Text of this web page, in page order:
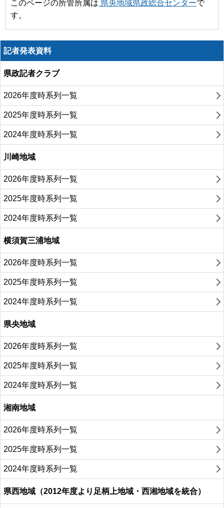
このページの所管所属は 県央地域県政総合センターで
す。
記者発表資料
県政記者クラブ
2026年度時系列一覧
2025年度時系列一覧
2024年度時系列一覧
川崎地域
2026年度時系列一覧
2025年度時系列一覧
2024年度時系列一覧
横須賀三浦地域
2026年度時系列一覧
2025年度時系列一覧
2024年度時系列一覧
県央地域
2026年度時系列一覧
2025年度時系列一覧
2024年度時系列一覧
湘南地域
2026年度時系列一覧
2025年度時系列一覧
2024年度時系列一覧
県西地域（2012年度より足柄上地域・西湘地域を統合）